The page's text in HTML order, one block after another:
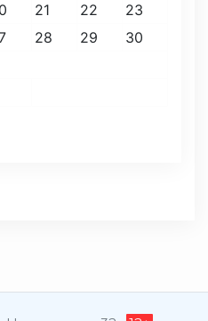
21 22
23
28 29
30